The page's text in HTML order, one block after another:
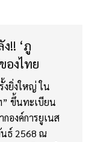
!! ‘ภู
องไทย
งยิ่งใหญ่ ใน
” ขึ้นทะเบียน
องค์การยูเนส
ธ์ 2568 ณ